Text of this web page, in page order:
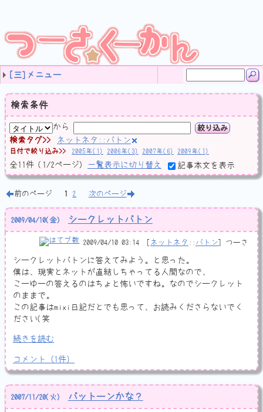
[三]メニュー
タグご案内 (11)
音楽 (83)
カケラ (11)
リミックス (24)
オリジナル作品 (33)
耳コピ (4)
ノート (11)
ソフトウェア (19)
Windows (17)
Perl (1)
プログラミング (71)
HSP3 (28)
GSDK (2)
C# (22)
SlimDX (3)
チラ裏 (1)
JavaScript (1)
C++ (12)
ネットワーク (1)
計算機な日記 (159)
ソフト作り (53)
動画エンコード (3)
算数学 (6)
ボクと計算機 (51)
ケータイ (5)
プロコン (31)
未分類 (8)
サイト運営 (64)
SBカスタマイズ (4)
アクセス解析 (1)
運営方針 (14)
サイトマップ (2)
JavaScript (4)
スパム対策 (5)
HTML (4)
デザイン (7)
ウェブ拍手 (2)
adiary (12)
未分類 (5)
ネットネタ (63)
ナントカ検定 (3)
バトン (11)
ナントカ診断 (11)
Webスクラップ (28)
動画 (9)
ゲーム日記 (64)
画面撮影 (2)
未分類 (20)
DJMAX (8)
ぷよフィ (2)
クリボー (2)
フラッシュ系 (3)
LunaticRave (10)
TopCoder (11)
JOYSOUND (5)
Web開発 (4)
PHP (2)
GoogleCloudPlatform (1)
のんびり日記 (348)
のんびり日記 (129)
お出かけ (47)
ココロノウチガワ (77)
受験勉強 (19)
大学 (30)
サークル (40)
仕事観 (3)
レビュー (46)
音楽 (13)
小説 (4)
アニメ (14)
ラノベ (5)
コミック (4)
ゲーム (6)
独り言 (42)
未分類 (15)
(none) (21)
最近の記事
9月のカラオケ🎤まとめ
8月のカラオケ🎤まとめ
2024-08-07
田村ゆかりさんのライブツアー LOVE ♡ LIVE 2024 *Honey
LIVE JUNGLE 2024 SAFARI 01,02 (三重県営サンアリーナ)
今週は特に生産的なことはしなかった
ぱねりあ OST!
名称未設定
もうおっさんずっと anemoscope とか ornithopter とかし
自宅鯖りぷれーす
値のビット幅を拡縮するとき
自宅鯖その後
C++20のコルーチンでタスクシステム(？)作ってみた
フレッツ光クロスを今すぐに契約すべきではない2つの理由
JavaScript 非同期処理
C++でJSONを読み書き
検索条件
から
絞り込み
検索タグ
ネットネタ::バトン
日付で絞り込み 2005年(1) 2006年(3) 2007年(6) 2009年(1)
全 11件 (1/2ページ) 一覧表示に切り替え 記事本文を表示
前のページ 1 2 次のページ
2009/04/10(金) シークレットバトン
2009/04/10 03:14 ネットネタ :: バトン つーさ
シークレットバトンに答えてみよう。と思った。
僕は、現実とネットが直結しちゃってる人間なので、
こーゆーの答えるのはちょと怖いですね。なのでシークレット
のままで。
この記事はmixi日記だとでも思って、お読みくださらないでく
ださい(笑
続きを読む
コメント （ 1件）
2007/11/20(火) バットーンかな？